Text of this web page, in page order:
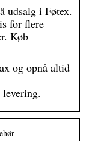
udsalg i Føtex.
for flere
Køb
og opnå altid